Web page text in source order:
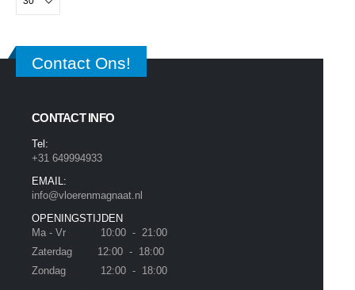
Contact Ons!
CONTACT INFO
Tel:
+31 649994933
EMAIL:
info@vloerenmagnaat.nl
OPENINGSTIJDEN
Ma - Vr 10:00 - 21:00
Zaterdag 12:00 - 18:00
Zondag 12:00 - 18:00